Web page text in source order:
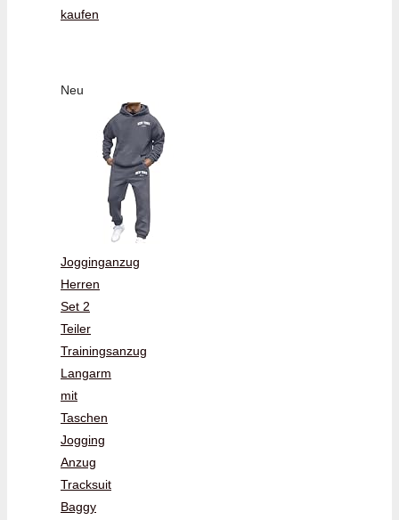
kaufen
Neu
Jogginganzug
Herren
Set 2
Teiler
Trainingsanzug
Langarm
mit
Taschen
Jogging
Anzug
Tracksuit
Baggy